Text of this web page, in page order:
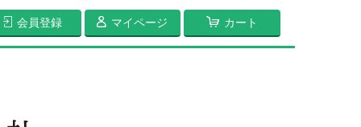
会員登録 マイページ カート